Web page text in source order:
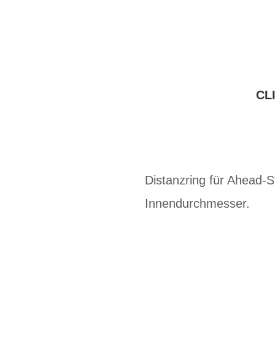
Distanzring für Ahead-
Innendurchmesser.